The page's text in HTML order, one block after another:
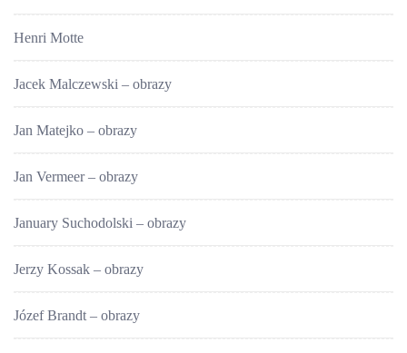
Henri Motte
Jacek Malczewski – obrazy
Jan Matejko – obrazy
Jan Vermeer – obrazy
January Suchodolski – obrazy
Jerzy Kossak – obrazy
Józef Brandt – obrazy